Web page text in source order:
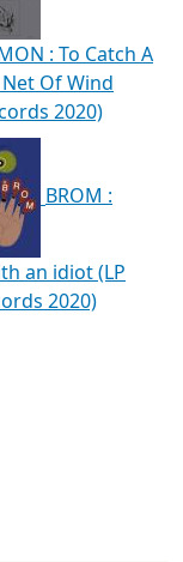
: To Catch A
Of Wind
2020)
BROM :
an idiot (LP
2020)